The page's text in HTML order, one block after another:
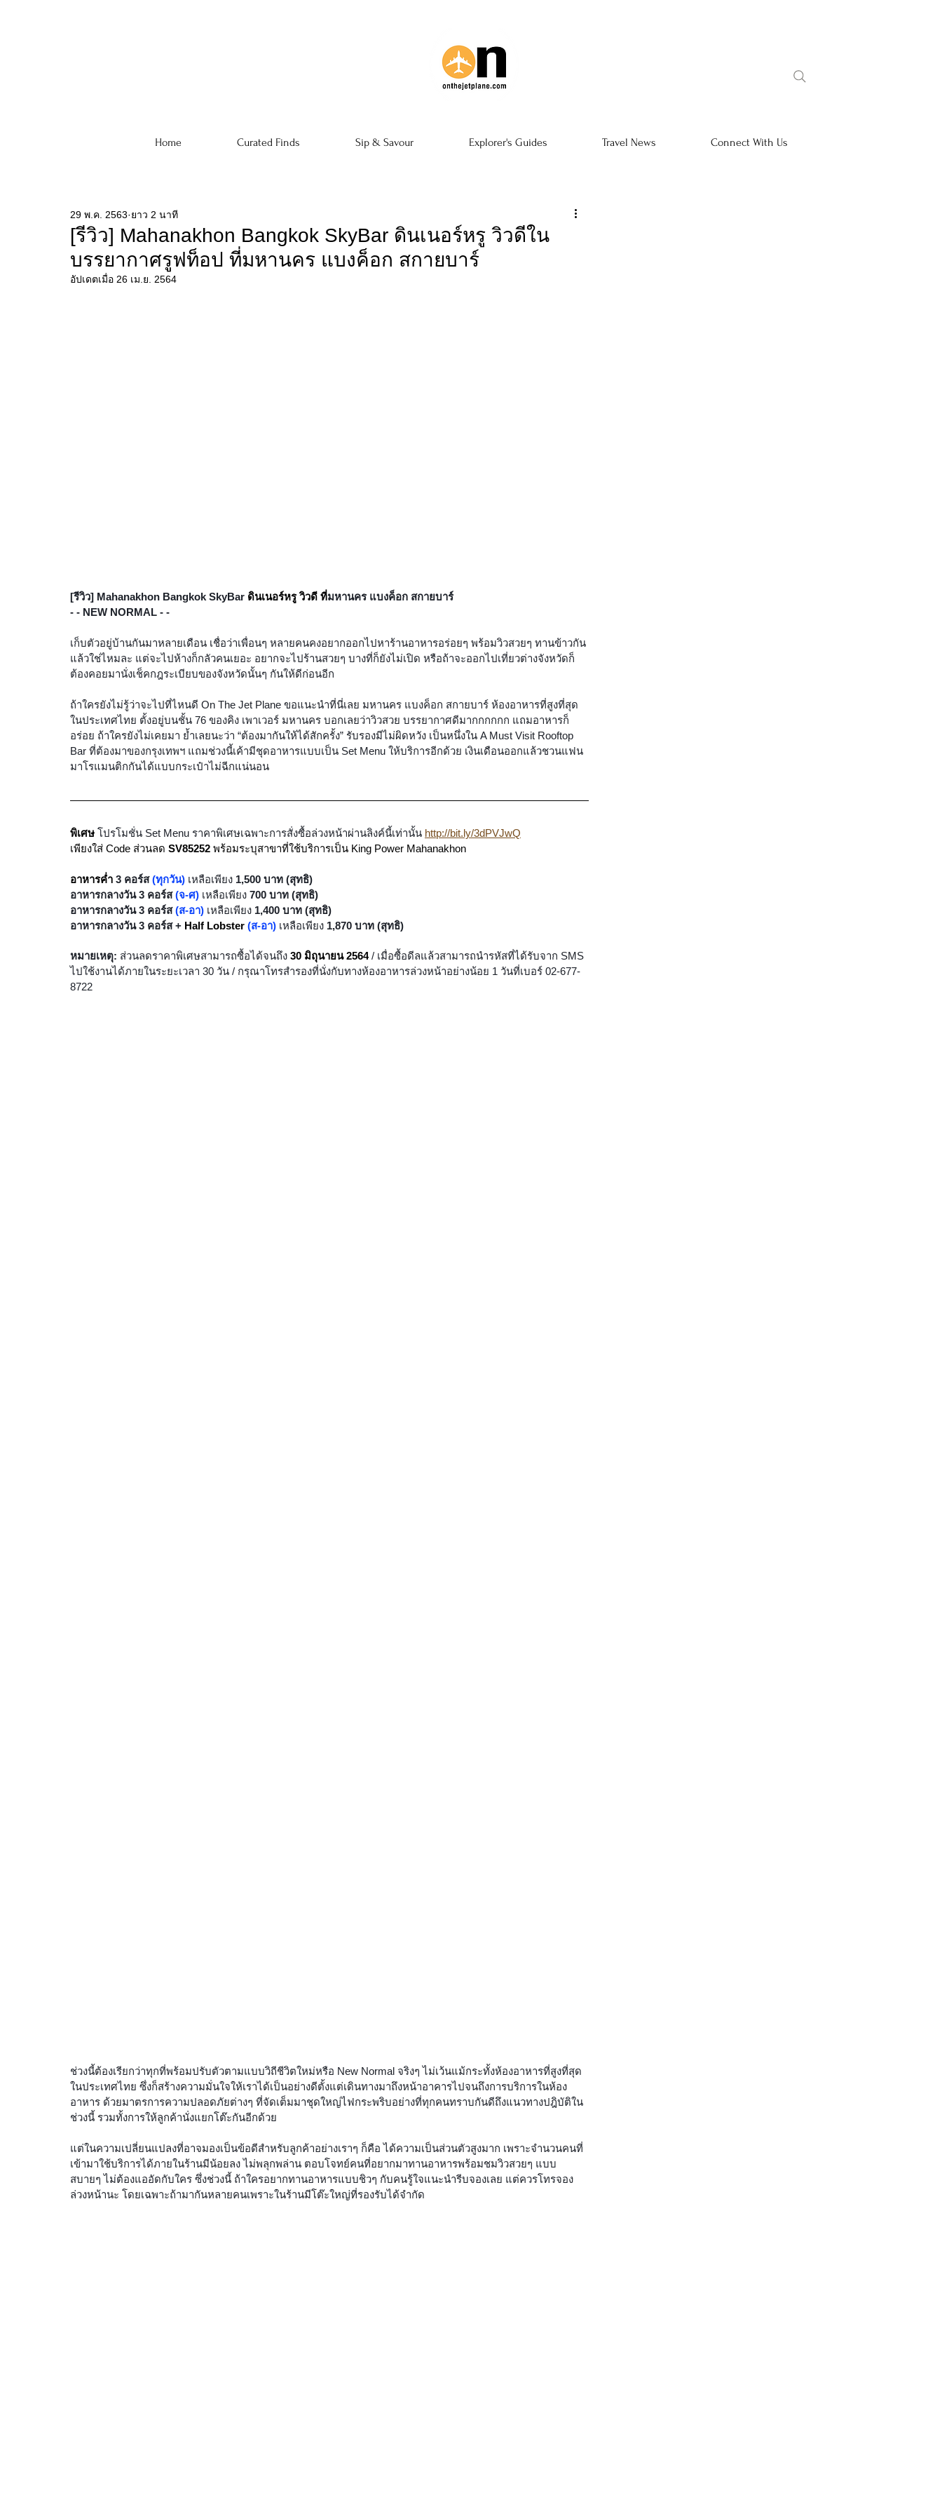
Home Curated Finds Sip & Savour Explorer's Guides Travel News Connect With Us
[รีวิว] Mahanakhon Bangkok SkyBar ดินเนอร์หรู วิวดีใน
บรรยากาศรูฟท็อป ที่มหานคร แบงค็อก สกายบาร์
29 พ.ค. 2563 ยาว 2 นาที
อัปเดตเมื่อ 26 เม.ย. 2564
[รีวิว] Mahanakhon Bangkok SkyBar ดินเนอร์หรู วิวดี ที่มหานคร แบงค็อก สกายบาร์
- - NEW NORMAL - -
เก็บตัวอยู่บ้านกันมาหลายเดือน เชื่อว่าเพื่อนๆ หลายคนคงอยากออกไปหาร้านอาหารอร่อยๆ พร้อมวิวสวยๆ ทานข้าวกัน
แล้วใช่ไหมละ แต่จะไปห้างก็กลัวคนเยอะ อยากจะไปร้านสวยๆ บางที่ก็ยังไม่เปิด หรือถ้าจะออกไปเที่ยวต่างจังหวัดก็
ต้องคอยมานั่งเช็คกฎระเบียบของจังหวัดนั้นๆ กันให้ดีก่อนอีก
ถ้าใครยังไม่รู้ว่าจะไปที่ไหนดี On The Jet Plane ขอแนะนำที่นี่เลย มหานคร แบงค็อก สกายบาร์ ห้องอาหารที่สูงที่สุด
ในประเทศไทย ตั้งอยู่บนชั้น 76 ของคิง เพาเวอร์ มหานคร บอกเลยว่าวิวสวย บรรยากาศดีมากกกกกก แถมอาหารก็
อร่อย ถ้าใครยังไม่เคยมา ย้ำเลยนะว่า “ต้องมากันให้ได้สักครั้ง” รับรองมีไม่ผิดหวัง เป็นหนึ่งใน A Must Visit Rooftop
Bar ที่ต้องมาของกรุงเทพฯ แถมช่วงนี้เค้ามีชุดอาหารแบบเป็น Set Menu ให้บริการอีกด้วย เงินเดือนออกแล้วชวนแฟน
มาโรแมนติกกันได้แบบกระเป๋าไม่ฉีกแน่นอน
พิเศษ โปรโมชั่น Set Menu ราคาพิเศษเฉพาะการสั่งซื้อล่วงหน้าผ่านลิงค์นี้เท่านั้น http://bit.ly/3dPVJwQ
เพียงใส่ Code ส่วนลด SV85252 พร้อมระบุสาขาที่ใช้บริการเป็น King Power Mahanakhon
อาหารค่ำ 3 คอร์ส (ทุกวัน) เหลือเพียง 1,500 บาท (สุทธิ)
อาหารกลางวัน 3 คอร์ส (จ-ศ) เหลือเพียง 700 บาท (สุทธิ)
อาหารกลางวัน 3 คอร์ส (ส-อา) เหลือเพียง 1,400 บาท (สุทธิ)
อาหารกลางวัน 3 คอร์ส + Half Lobster (ส-อา) เหลือเพียง 1,870 บาท (สุทธิ)
หมายเหตุ: ส่วนลดราคาพิเศษสามารถซื้อได้จนถึง 30 มิถุนายน 2564 / เมื่อซื้อดีลแล้วสามารถนำรหัสที่ได้รับจาก SMS
ไปใช้งานได้ภายในระยะเวลา 30 วัน / กรุณาโทรสำรองที่นั่งกับทางห้องอาหารล่วงหน้าอย่างน้อย 1 วันที่เบอร์ 02-677-
8722
ช่วงนี้ต้องเรียกว่าทุกที่พร้อมปรับตัวตามแบบวิถีชีวิตใหม่หรือ New Normal จริงๆ ไม่เว้นแม้กระทั้งห้องอาหารที่สูงที่สุด
ในประเทศไทย ซึ่งก็สร้างความมั่นใจให้เราได้เป็นอย่างดีตั้งแต่เดินทางมาถึงหน้าอาคารไปจนถึงการบริการในห้อง
อาหาร ด้วยมาตรการความปลอดภัยต่างๆ ที่จัดเต็มมาชุดใหญ่ไฟกระพริบอย่างที่ทุกคนทราบกันดีถึงแนวทางปฎิบัติใน
ช่วงนี้ รวมทั้งการให้ลูกค้านั่งแยกโต๊ะกันอีกด้วย
แต่ในความเปลี่ยนแปลงที่อาจมองเป็นข้อดีสำหรับลูกค้าอย่างเราๆ ก็คือ ได้ความเป็นส่วนตัวสูงมาก เพราะจำนวนคนที่
เข้ามาใช้บริการได้ภายในร้านมีน้อยลง ไม่พลุกพล่าน ตอบโจทย์คนที่อยากมาทานอาหารพร้อมชมวิวสวยๆ แบบ
สบายๆ ไม่ต้องแออัดกับใคร ซึ่งช่วงนี้ ถ้าใครอยากทานอาหารแบบชิวๆ กับคนรู้ใจแนะนำรีบจองเลย แต่ควรโทรจอง
ล่วงหน้านะ โดยเฉพาะถ้ามากันหลายคนเพราะในร้านมีโต๊ะใหญ่ที่รองรับได้จำกัด